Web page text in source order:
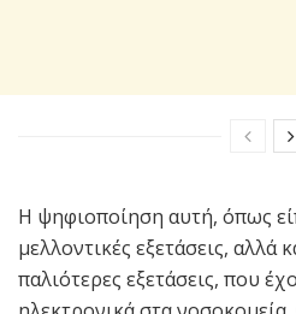
Η ψηφιοποίηση αυτή, όπως
μελλοντικές εξετάσεις, αλλά
παλιότερες εξετάσεις, που